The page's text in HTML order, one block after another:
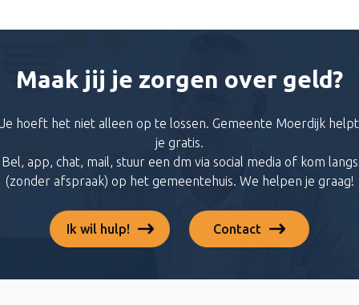
Maak jij je zorgen over geld?
Je hoeft het niet alleen op te lossen. Gemeente Moerdijk helpt
je gratis.
Bel, app, chat, mail, stuur een dm via social media of kom langs
(zonder afspraak) op het gemeentehuis. We helpen je graag!
Ik wil hulp! Contact